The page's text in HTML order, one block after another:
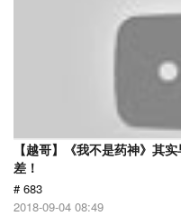
【越哥】《我不是药神》其
差！
# 683
2018-09-04 08:49